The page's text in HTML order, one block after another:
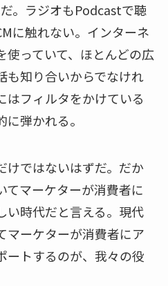
。ラジオもPodcastで聴
に触れない。インターネ
使っていて、ほとんどの広
も知り合いからでなけれ
はフィルタをかけている
弾かれる。
けではないはずだ。だか
てマーケターが消費者に
い時代だと言える。現代
マーケターが消費者にア
ートするのが、我々の役